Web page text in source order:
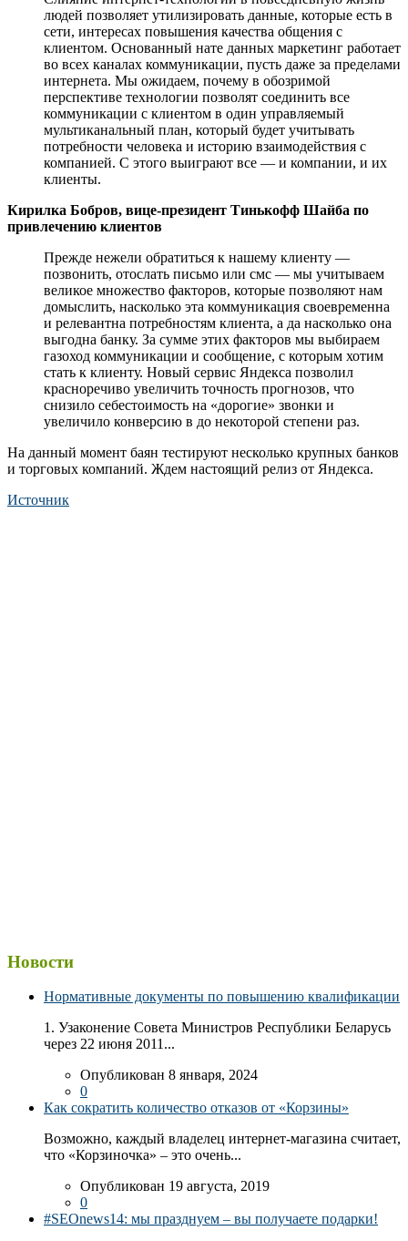
людей позволяет утилизировать данные, которые есть в
сети, интересах повышения качества общения с
клиентом. Основанный нате данных маркетинг работает
во всех каналах коммуникации, пусть даже за пределами
интернета. Мы ожидаем, почему в обозримой
перспективе технологии позволят соединить все
коммуникации с клиентом в один управляемый
мультиканальный план, который будет учитывать
потребности человека и историю взаимодействия с
компанией. С этого выиграют все — и компании, и их
клиенты.
Кирилка Бобров, вице-президент Тинькофф Шайба по
привлечению клиентов
Прежде нежели обратиться к нашему клиенту —
позвонить, отослать письмо или смс — мы учитываем
великое множество факторов, которые позволяют нам
домыслить, насколько эта коммуникация своевременна
и релевантна потребностям клиента, а да насколько она
выгодна банку. За сумме этих факторов мы выбираем
газоход коммуникации и сообщение, с которым хотим
стать к клиенту. Новый сервис Яндекса позволил
красноречиво увеличить точность прогнозов, что
снизило себестоимость на «дорогие» звонки и
увеличило конверсию в до некоторой степени раз.
На данный момент баян тестируют несколько крупных банков
и торговых компаний. Ждем настоящий релиз от Яндекса.
Источник
Новости
Нормативные документы по повышению квалификации
1. Узаконение Совета Министров Республики Беларусь
через 22 июня 2011...
Опубликован 8 января, 2024
0
Как сократить количество отказов от «Корзины»
Возможно, каждый владелец интернет-магазина считает,
что «Корзиночка» – это очень...
Опубликован 19 августа, 2019
0
#SEOnews14: мы празднуем – вы получаете подарки!